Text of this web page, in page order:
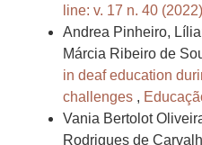
line: v. 17 n. 40 (2022)
Andrea Pinheiro,
Márcia Ribeiro de
in deaf education
challenges ,
Vania Bertolot
Rodrigues de